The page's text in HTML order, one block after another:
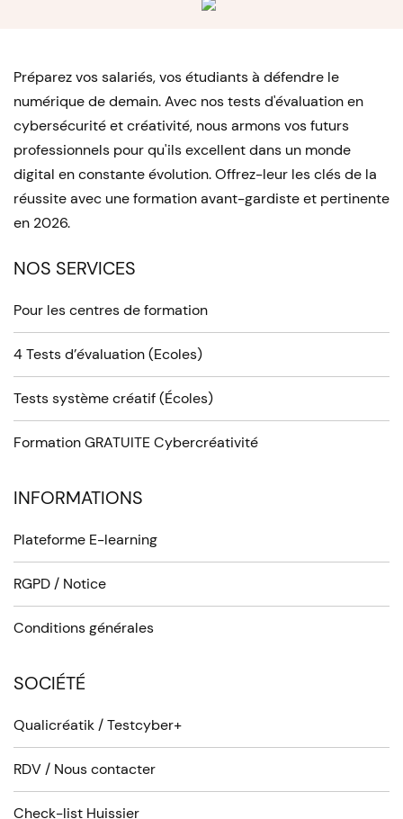
Préparez vos salariés, vos étudiants à défendre le
numérique de demain. Avec nos tests d'évaluation en
cybersécurité et créativité, nous armons vos futurs
professionnels pour qu'ils excellent dans un monde
digital en constante évolution. Offrez-leur les clés de la
réussite avec une formation avant-gardiste et pertinente
en 2026.
NOS SERVICES
Pour les centres de formation
4 Tests d’évaluation (Ecoles)
Tests système créatif (Écoles)
Formation GRATUITE Cybercréativité
INFORMATIONS
Plateforme E-learning
RGPD / Notice
Conditions générales
SOCIÉTÉ
Qualicréatik / Testcyber+
RDV / Nous contacter
Check-list Huissier